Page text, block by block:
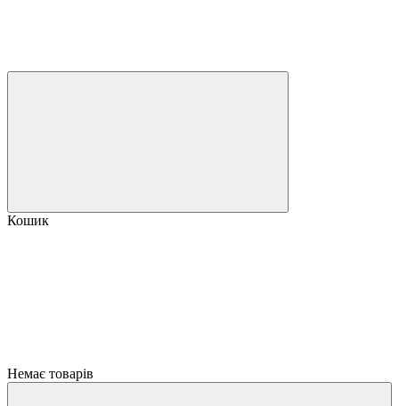
Кошик
Немає товарів